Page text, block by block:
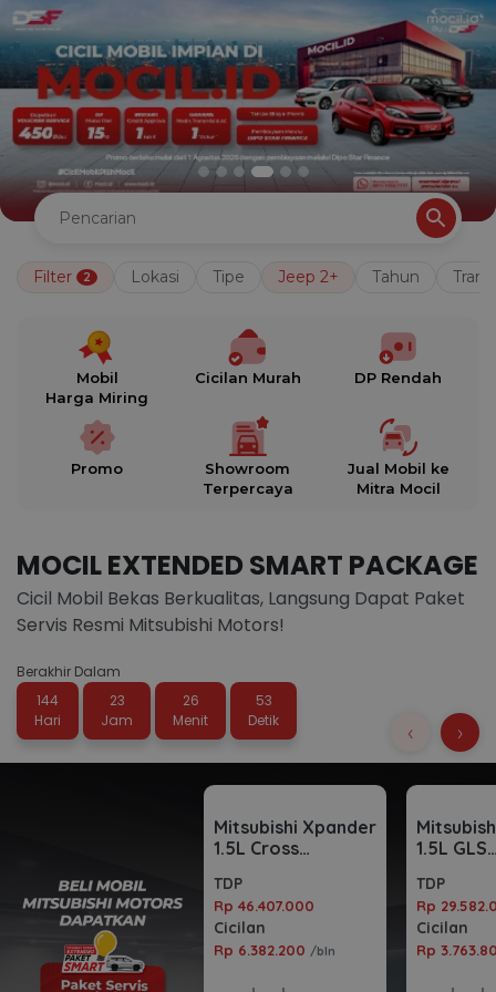
Filter 2 Lokasi Tipe Jeep 2+ Tahun
Mobil
Harga Miring
Cicilan Murah DP Rendah
Promo
Showroom
Terpercaya
Jual Mobil ke
Mitra Mocil
MOCIL EXTENDED SMART PACKAGE
Cicil Mobil Bekas Berkualitas, Langsung Dapat Paket
Servis Resmi Mitsubishi Motors!
Berakhir Dalam
144
Hari
23
Jam
26
Menit
52
Detik
Mitsubishi Xpander
1.5L Cross
TDP
Rp 46.407.000
Cicilan
Rp 6.382.200 /bln
1.5L GLS
TDP
Rp
Cicilan
Rp
‹ ›